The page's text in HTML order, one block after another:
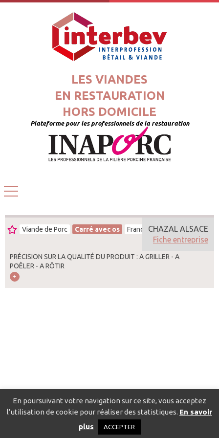
LES VIANDES
EN RESTAURATION
HORS DOMICILE
Plateforme pour les professionnels de la restauration
Viande de Porc Carré avec os France
PRÉCISION SUR LA QUALITÉ DU PRODUIT : A GRILLER - A
POÊLER - A RÔTIR
CHAZAL ALSACE
Fiche entreprise
Catalogue pour localiser les fournisseurs
Politique de confidentialité
En poursuivant votre navigation sur ce site, vous acceptez
l’utilisation de cookie pour réaliser des statistiques. En savoir
plus
ACCEPTER